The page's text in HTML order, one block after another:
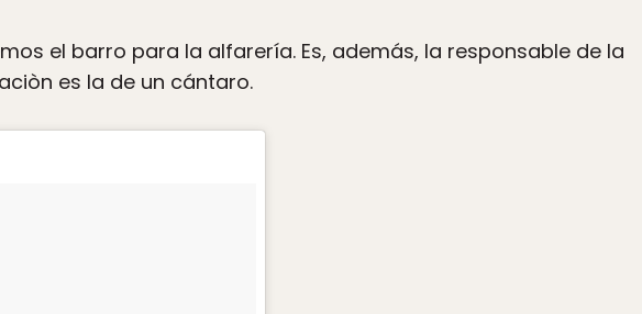
el barro para la alfarería. Es, además, la responsable de la
es la de un cántaro.